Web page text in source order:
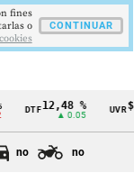
DTF12,48 %
▲ 0.05
UVR
no no
fines
o
CONTINUAR